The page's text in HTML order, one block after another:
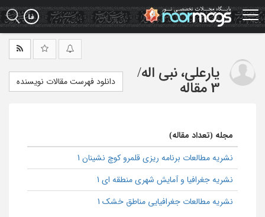
Skip
to
main
یارعلی، نبی اله/
3 مقاله
دانلود فهرست مقالات نویسنده
مجله (تعداد مقاله)
نشریه مطالعات برنامه ریزی قلمرو کوچ نشینان 1
نشریه جغرافیا و آمایش شهری منطقه ای 1
نشریه مطالعات جغرافیایی مناطق خشک 1